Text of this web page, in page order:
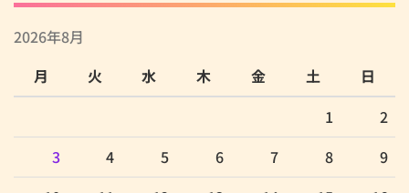
2026年8月
月
火 水 木 金 土
日
1
2
3
4 5 6 7 8
9